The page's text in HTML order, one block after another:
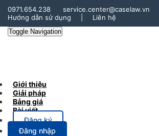
0971.654.238
service.center@caselaw.vn
Hướng dẫn sử dụng
Liên hệ
Toggle Navigation
Giới thiệu
Giải pháp
Bảng giá
Bài viết
Đăng ký
Đăng nhập